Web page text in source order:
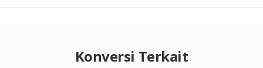
Konversi Terkait